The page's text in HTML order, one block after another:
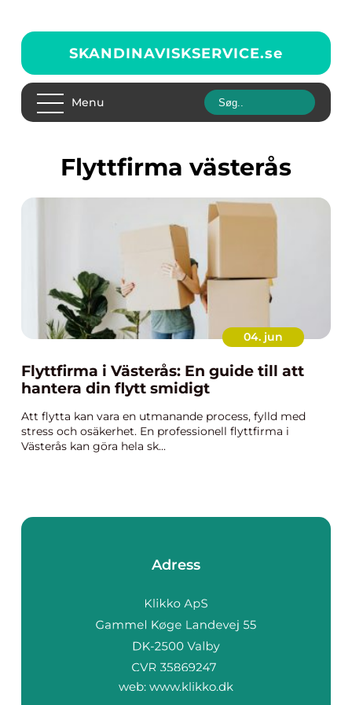
SKANDINAVISKSERVICE.se
Menu
flyttfirma västerås
04. jun
Flyttfirma i Västerås: En guide till att
hantera din flytt smidigt
Att flytta kan vara en utmanande process, fylld med
stress och osäkerhet. En professionell flyttfirma i
Västerås kan göra hela sk...
Adress
web: www.klikko.dk